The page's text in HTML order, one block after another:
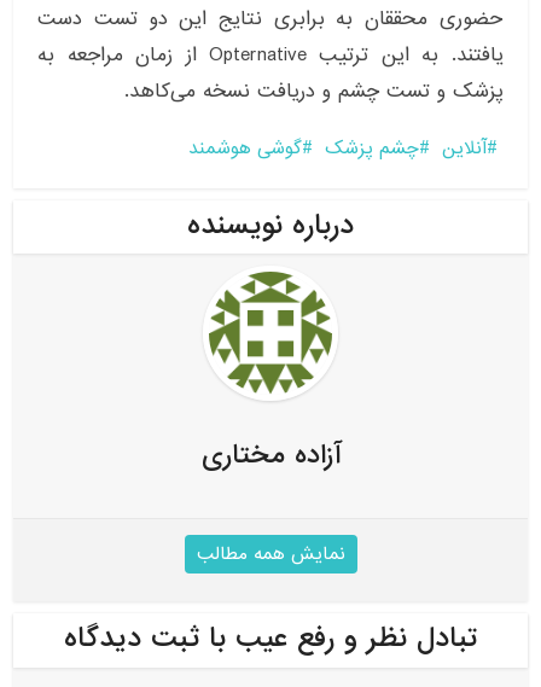
حضوری محققان به برابری نتایج این دو تست دست
یافتند. به این ترتیب Opternative از زمان مراجعه به
پزشک و تست چشم و دریافت نسخه می‌کاهد.
آنلاین چشم پزشک گوشی هوشمند
درباره نویسنده
آزاده مختاری
نمایش همه مطالب
تبادل نظر و رفع عیب با ثبت دیدگاه